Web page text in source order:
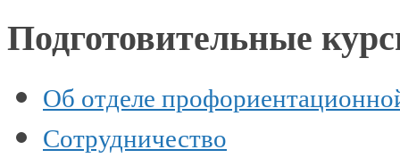
Подготовительные
Об отделе
Сотрудничество